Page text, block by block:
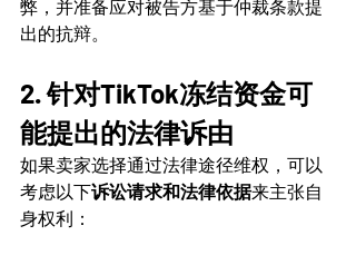
弊，并准备应对被告方基于仲裁条款提
出的抗辩。
2. 针对TikTok冻结资金可
能提出的法律诉由
如果卖家选择通过法律途径维权，可以
考虑以下诉讼请求和法律依据来主张自
身权利：